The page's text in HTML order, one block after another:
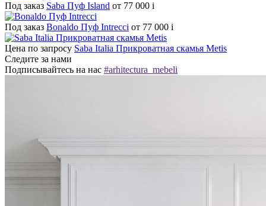
Под заказ Saba Пуф Island от 77 000 i
Под заказ Bonaldo Пуф Intrecci от 77 000 i
Цена по запросу Saba Italia Прикроватная скамья Metis
Следите за нами
Подписывайтесь на нас #arhitectura_mebeli